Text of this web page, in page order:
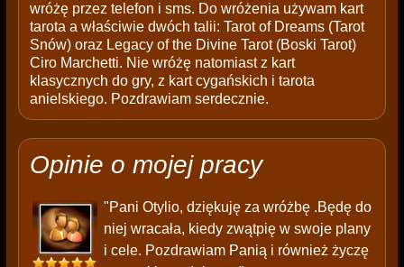
wróżę przez telefon i sms. Do wróżenia używam kart
tarota a właściwie dwóch talii: Tarot of Dreams (Tarot
Snów) oraz Legacy of the Divine Tarot (Boski Tarot)
Ciro Marchetti. Nie wróżę natomiast z kart
klasycznych do gry, z kart cygańskich i tarota
anielskiego. Pozdrawiam serdecznie.
Opinie o mojej pracy
"Pani Otylio, dziękuję za wróżbę .Będę do
niej wracała, kiedy zwątpię w swoje plany
i cele. Pozdrawiam Panią i również życzę